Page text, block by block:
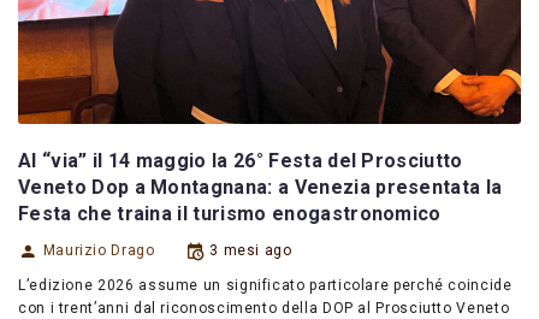
Al “via” il 14 maggio la 26° Festa del Prosciutto
Veneto Dop a Montagnana: a Venezia presentata la
Festa che traina il turismo enogastronomico
Maurizio Drago 3 mesi ago
L’edizione 2026 assume un significato particolare perché coincide
con i trent’anni dal riconoscimento della DOP al Prosciutto Veneto